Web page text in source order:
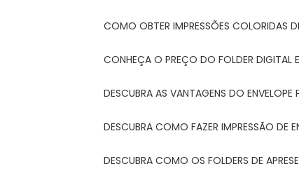
COMO OBTER IMPRESSÕES COLORIDAS
CONHEÇA O PREÇO DO FOLDER DIGITAL
DESCUBRA AS VANTAGENS DO
DESCUBRA COMO FAZER IMPRESSÃO DE
DESCUBRA COMO OS FOLDERS DE